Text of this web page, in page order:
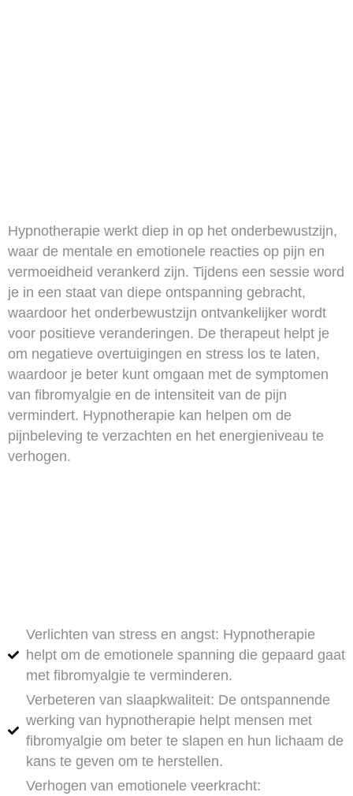
Hypnotherapie werkt diep in op het onderbewustzijn,
waar de mentale en emotionele reacties op pijn en
vermoeidheid verankerd zijn. Tijdens een sessie word
je in een staat van diepe ontspanning gebracht,
waardoor het onderbewustzijn ontvankelijker wordt
voor positieve veranderingen. De therapeut helpt je
om negatieve overtuigingen en stress los te laten,
waardoor je beter kunt omgaan met de symptomen
van fibromyalgie en de intensiteit van de pijn
vermindert. Hypnotherapie kan helpen om de
pijnbeleving te verzachten en het energieniveau te
verhogen.
Verlichten van stress en angst: Hypnotherapie
helpt om de emotionele spanning die gepaard gaat
met fibromyalgie te verminderen.
Verbeteren van slaapkwaliteit: De ontspannende
werking van hypnotherapie helpt mensen met
fibromyalgie om beter te slapen en hun lichaam de
kans te geven om te herstellen.
Verhogen van emotionele veerkracht: